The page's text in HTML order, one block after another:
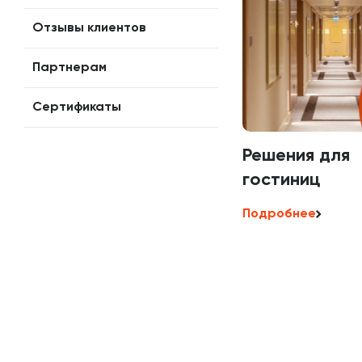
Отзывы клиентов
Партнерам
Сертификаты
Решения для
гостиниц
Подробнее